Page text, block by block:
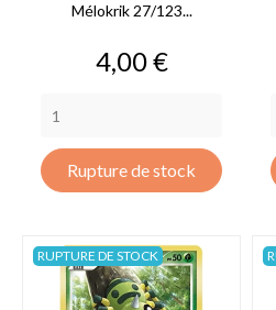
Mélokrik 27/123...
Prix
4,00 €
Rupture de stock
RUPTURE DE STOCK